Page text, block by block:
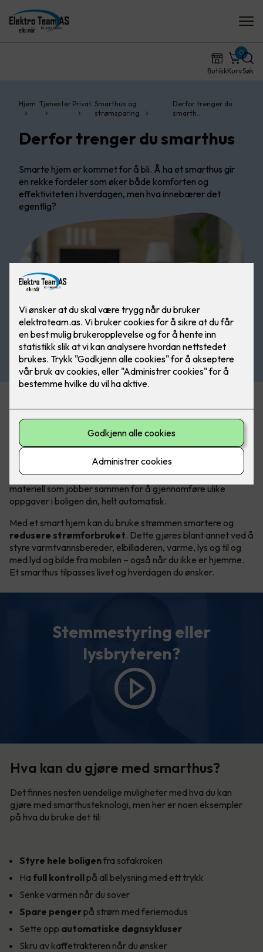
ButikkKurv
0
Søk
Hjem Tjenester Privat Smarthus og
strømsparing
Derfor trenger du
smarth…
Derfor trenger du smarthus
Smarte hjem er kommet for å bli. Å ha et smarthus gir
en rekke fordeler som øker både komforten og
effektiviteten i hverdagen, men hva innebærer det
egentlig?
Hva er egentlig et smarthus?
I vår hektiske hverdag søker vi stadig etter måter å gjøre
livet enklere, mer behagelig og mer tilpasset våre individuelle
behov. Det er her smarthusteknologi kommer inn.
Kort forklartbestår et smarthus av elektronikk og el-
materiell som jobber sammen for å gjennomføre ulike
oppgaver i boligen din, helt automatisk.
Med et smart hjem kan du bruke strømmen smartere og
redusere strømforbruket. Dette gjøres blant annet ved å
styre varmtvannsbereder, elbilladeren, varme, lys og til og
med lyd og bilde fra mobilen – også når du ikke er hjemme.
Et smarthus tilpasses livet og hverdagen du ønsker.
Stemmestyring eller
lysbryteren?
Hva kan du gjøre med smarthus?
Det finnes nesten uendelige muligheter med hva du kan
gjøre med smarthusteknologi, men her er noen eksempler
på hva du bruke det til:
Styre hele boligenfra sofakroken
Ha full kontrollpå all belysning med ett trykk
Senke varmen når du sover
Spare pengerpå strøm med feriemodus
Sette opp automatiske døgnsykluser
Skru av kaffetrakteren når du ønsker